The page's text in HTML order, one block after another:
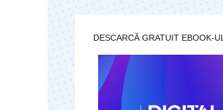
DESCARCĂ GRATUIT EBOOK-UL